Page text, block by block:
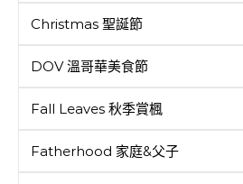
Christmas 聖誕節
DOV 溫哥華美食節
Fall Leaves 秋季賞楓
Fatherhood 家庭&父子